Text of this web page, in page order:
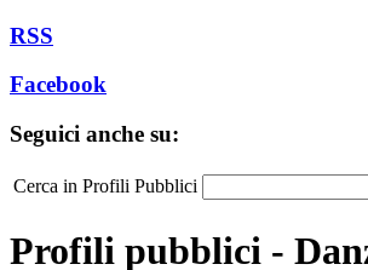
RSS
Facebook
Seguici anche su:
Cerca in Profili Pubblici
Profili pubblici -